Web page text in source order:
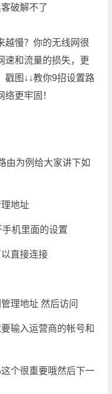
破解不了
越慢？你的无线网很
速和流量的损失，更
戳图↓↓教你9招设置路
更牢固！
由为例给大家讲下如
地址
机里面的设置
直接连接
理地址 然后访问
输入运营商的帐号和
个很重要哦然后下一